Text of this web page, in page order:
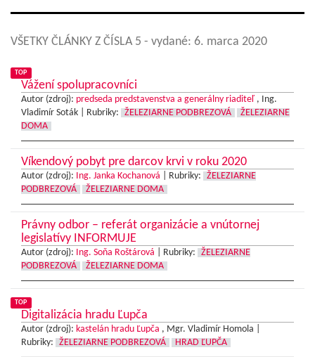
VŠETKY ČLÁNKY Z ČÍSLA 5 - vydané: 6. marca 2020
TOP
Vážení spolupracovníci
Autor (zdroj): predseda predstavenstva a generálny riaditeľ
, Ing.
Vladimír Soták |
Rubriky: ŽELEZIARNE PODBREZOVÁ
ŽELEZIARNE
DOMA
Víkendový pobyt pre darcov krvi v roku 2020
Autor (zdroj): Ing. Janka Kochanová Rubriky:
ŽELEZIARNE
PODBREZOVÁ
ŽELEZIARNE DOMA
Právny odbor – referát organizácie a vnútornej
legislatívy INFORMUJE
Autor (zdroj): Ing. Soňa Roštárová Rubriky:
ŽELEZIARNE
PODBREZOVÁ
ŽELEZIARNE DOMA
TOP
Digitalizácia hradu Ľupča
Autor (zdroj): kastelán hradu Ľupča , Mgr. Vladimír Homola |
Rubriky:
ŽELEZIARNE PODBREZOVÁ HRAD ĽUPČA